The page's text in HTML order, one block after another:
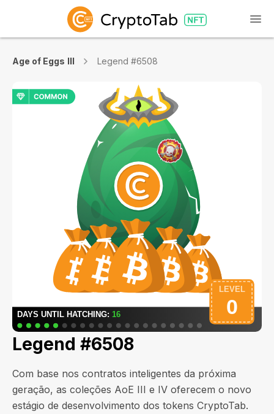
Age of Eggs III Legend #6508
Legend #6508
Com base nos contratos inteligentes da próxima
geração, as coleções AoE III e IV oferecem o novo
estágio de desenvolvimento dos tokens CryptoTab.